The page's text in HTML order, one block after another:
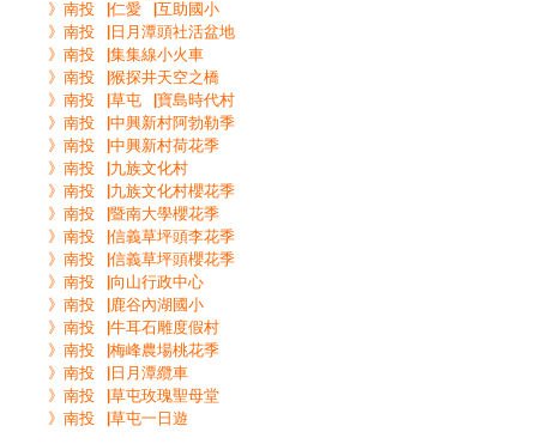
》南投▕仁愛▕互助國小
》南投▕日月潭頭社活盆地
》南投▕集集線小火車
》南投▕猴探井天空之橋
》南投▕草屯▕寶島時代村
》南投▕中興新村阿勃勒季
》南投▕中興新村荷花季
》南投▕九族文化村
》南投▕九族文化村櫻花季
》南投▕暨南大學櫻花季
》南投▕信義草坪頭李花季
》南投▕信義草坪頭櫻花季
》南投▕向山行政中心
》南投▕鹿谷內湖國小
》南投▕牛耳石雕度假村
》南投▕梅峰農場桃花季
》南投▕日月潭纜車
》南投▕草屯玫瑰聖母堂
》南投▕草屯一日遊